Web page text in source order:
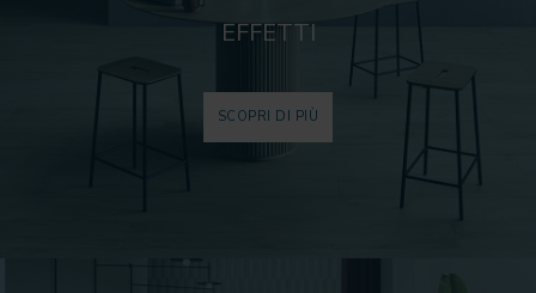
EFFETTI
SCOPRI DI PIÙ